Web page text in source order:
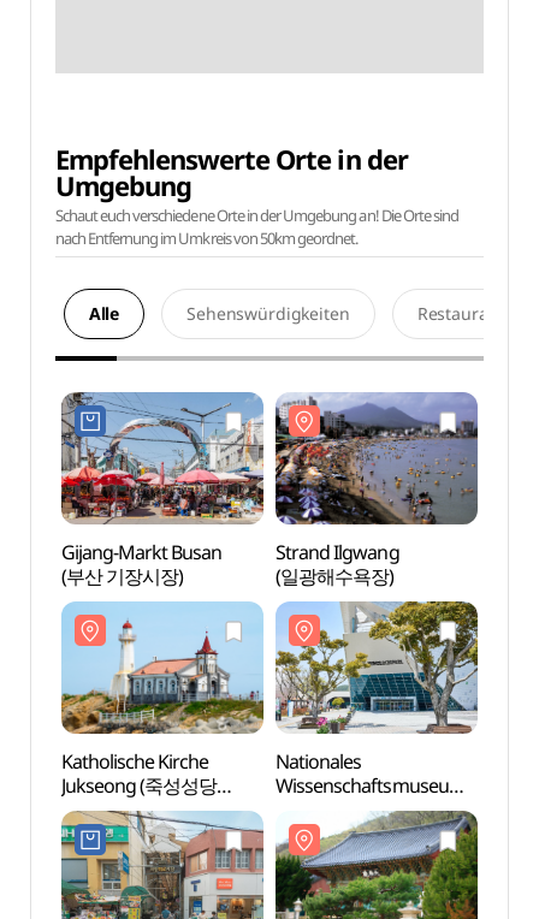
Empfehlenswerte Orte in der
Umgebung
Schaut euch verschiedene Orte in der Umgebung an! Die Orte sind
nach Entfernung im Umkreis von 50km geordnet.
Alle Sehenswürdigkeiten Restaurants
Gijang-Markt Busan
(부산 기장시장)
Strand Ilgwang
(일광해수욕장)
Katholische Kirche
Jukseong (죽성성당
(드림세트장))
Nationales
Wissenschaftsmuseum
Busan (국립부산과학관)